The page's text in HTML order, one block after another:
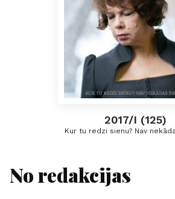
2017/I (125)
Kur tu redzi sienu? Nav
No redakcijas